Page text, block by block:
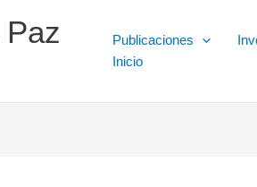
Publicaciones
Inicio